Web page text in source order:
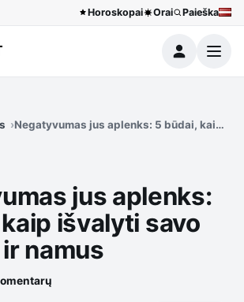
Horoskopai Orai Paieška
Meniu
Negatyvumas jus aplenks: 5 būdai, kaip
jus aplenks:
išvalyti savo
namus